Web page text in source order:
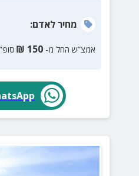
מחירלאדם:
אמצ”ש החל מ- 150
₪